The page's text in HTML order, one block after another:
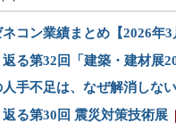
ネコン業績まとめ【2026年3
る第32回「建築・建材展
人手不足は、なぜ解消しな
る第30回 震災対策技術展